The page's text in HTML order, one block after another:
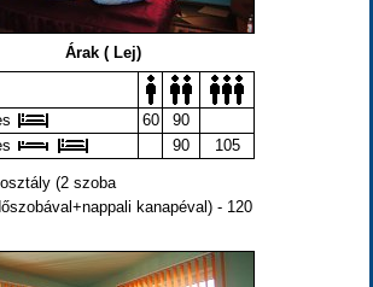
Árak ( Lej)
60
90
90 105
(2 szoba
kanapéval) - 120